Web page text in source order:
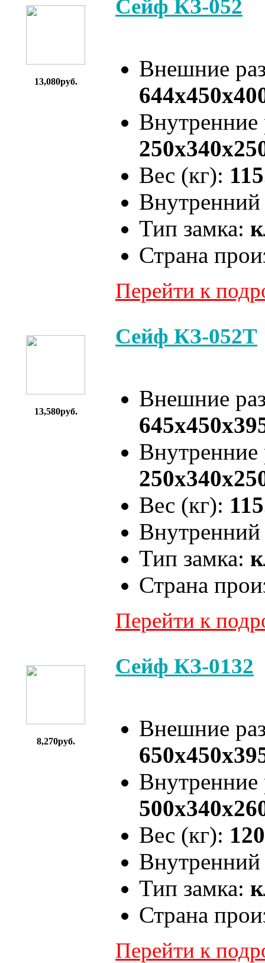
13,080руб.
Сейф КЗ-052
Внешние
Вес (кг):
Тип замка:
Страна
Перейти к
13,580руб.
Сейф КЗ-052Т
Внешние
Вес (кг):
Тип замка:
Страна
Перейти к
8,270руб.
Сейф КЗ-0132
Внешние
Вес (кг):
Тип замка:
Страна
Перейти к